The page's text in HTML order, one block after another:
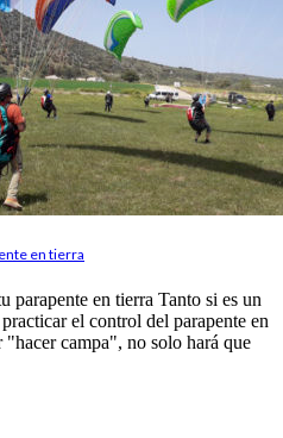
en tierra
parapente en tierra Tanto si es un
el control del parapente en
campa", no solo hará que